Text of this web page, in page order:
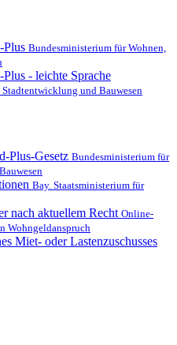
Plus Bundesministerium für Wohnen,
- leichte Sprache
und Bauwesen
Plus-Gesetz Bundesministerium für
Bay. Staatsministerium für
nach aktuellem Recht Online-
Wohngeldanspruch
Miet- oder Lastenzuschusses